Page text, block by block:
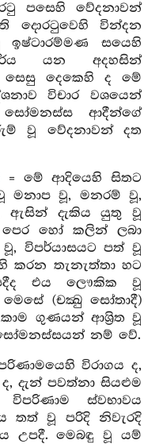
පසෙහි වේදනාවන්
දොරටුවෙහි වින්දන
සයෙහි
යන අදහසින්
සෙසු දෙකෙහි ද මේ
විචාර වශයෙන්
ආදීන්ගේ
වූ වේදනාවන් දත
= මේ ආදියෙහි සිතට
මනාප වූ, මනරම් වූ,
ඇසින් දැකිය යුතු වූ
හෝ කලින් ලබා
විපර්යාසයට පත් වූ
කරන තැනැත්තා හට
එය ලෞකික වූ
(චක්‍ඛු සෝතාදී)
ගුණයන් ආශ්‍රිත වූ
නම් වේ.
විරාගය ද,
දැන් පවත්නා සියළුම
ස්වභාවය
තත් වූ පරිදි නිවැරදි
උපදී. මෙබඳු වූ යම්